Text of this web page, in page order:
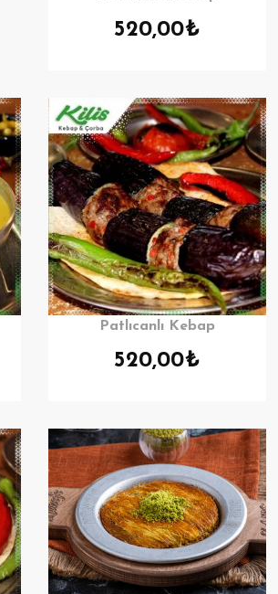
520,00₺
Patlıcanlı Kebap
520,00₺